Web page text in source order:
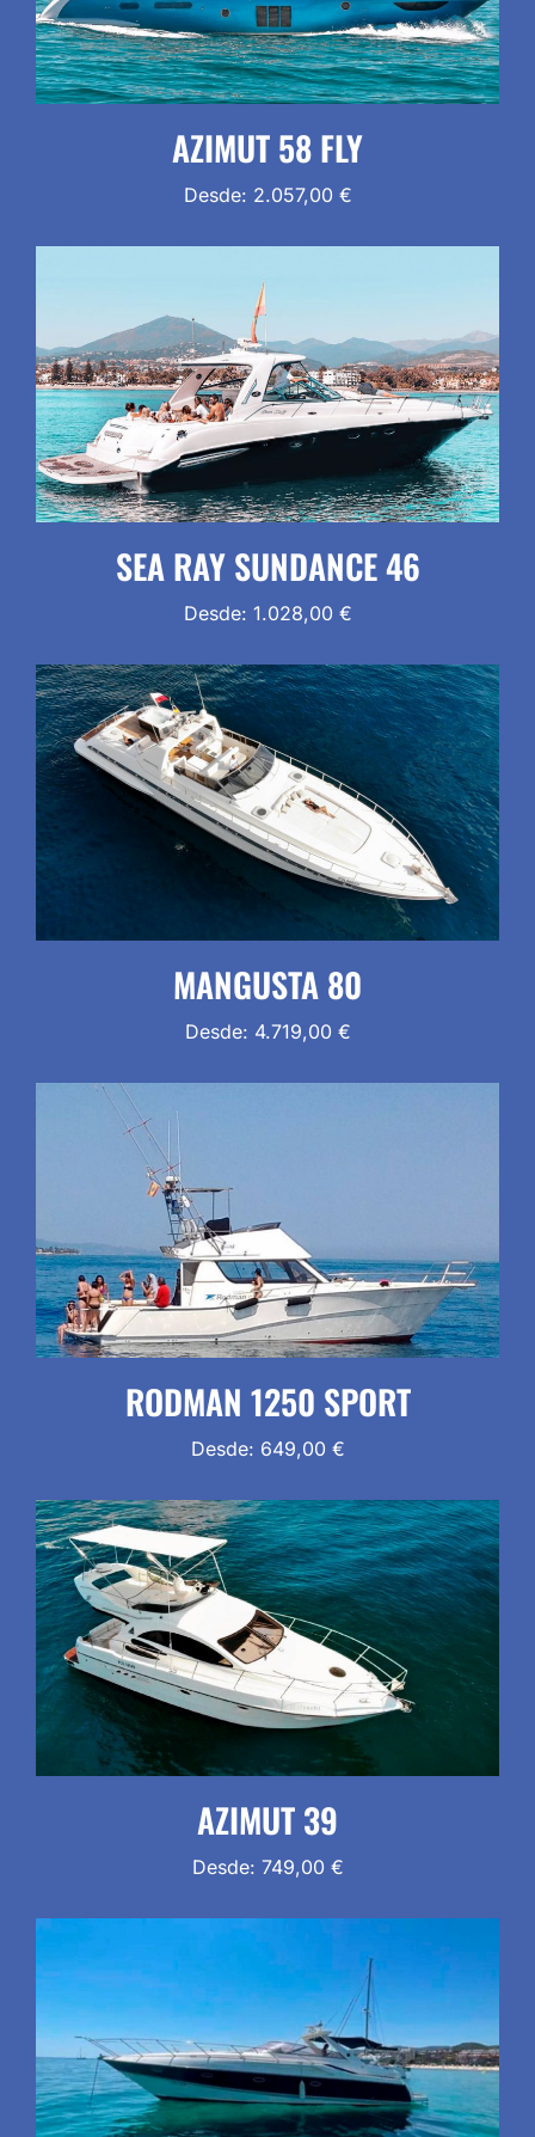
AZIMUT 58 FLY
Desde: 2.057,00 €
SEA RAY SUNDANCE 46
Desde: 1.028,00 €
MANGUSTA 80
Desde: 4.719,00 €
RODMAN 1250 SPORT
Desde: 649,00 €
AZIMUT 39
Desde: 749,00 €